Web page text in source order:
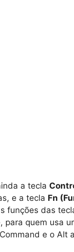
a tecla
e a tecla Fn
funções das
para quem usa
e o Alt